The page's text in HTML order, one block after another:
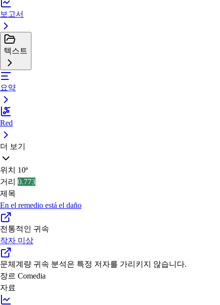
보고서
텍스트
요약
Red
더 보기
위치
10ª
거리 0.773
제목
En el remedio está el daño
전통적인 귀속
작자 미상
문체계량 귀속 분석은 특정 저자를 가리키지 않습니다.
장르 Comedia
자료